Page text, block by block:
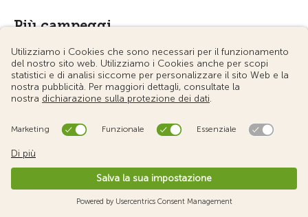
Più campeggi
Potrebbe interessarvi anche